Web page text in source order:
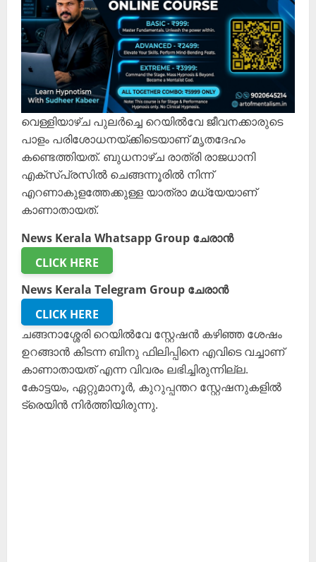
വെള്ളിയാഴ്ച പുലർച്ചെ റെയിൽവേ ജീവനക്കാരുടെ
പാളം പരിശോധനയ്ക്കിടെയാണ് മൃതദേഹം
കണ്ടെത്തിയത്. ബുധനാഴ്ച രാത്രി രാജധാനി
എക്സ്പ്രസിൽ ചെങ്ങന്നൂരിൽ നിന്ന്
എറണാകുളത്തേക്കുള്ള യാത്രാ മധ്യേയാണ്
കാണാതായത്.
News Kerala Whatsapp Group ചേരാൻ
CLICK HERE
News Kerala Telegram Group ചേരാൻ
CLICK HERE
ചങ്ങനാശ്ശേരി റെയിൽവേ സ്റ്റേഷൻ കഴിഞ്ഞ ശേഷം
ഉറങ്ങാൻ കിടന്ന ബിനു ഫിലിപ്പിനെ എവിടെ വച്ചാണ്
കാണാതായത് എന്ന വിവരം ലഭിച്ചിരുന്നില്ല.
കോട്ടയം, ഏറ്റുമാനൂർ, കുറുപ്പന്തറ സ്റ്റേഷനുകളിൽ
ട്രെയിൻ നിർത്തിയിരുന്നു.